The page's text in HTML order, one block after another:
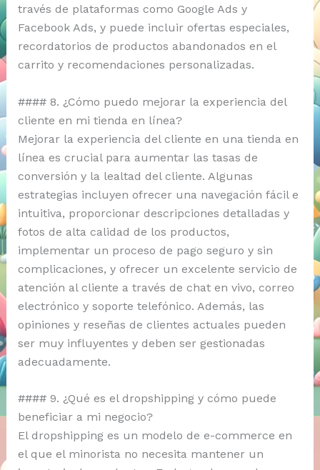
través de plataformas como Google Ads y
Facebook Ads, y puede incluir ofertas especiales,
recordatorios de productos abandonados en el
carrito y recomendaciones personalizadas.
#### 8. ¿Cómo puedo mejorar la experiencia del
cliente en mi tienda en línea?
Mejorar la experiencia del cliente en una tienda en
línea es crucial para aumentar las tasas de
conversión y la lealtad del cliente. Algunas
estrategias incluyen ofrecer una navegación fácil e
intuitiva, proporcionar descripciones detalladas y
fotos de alta calidad de los productos,
implementar un proceso de pago seguro y sin
complicaciones, y ofrecer un excelente servicio de
atención al cliente a través de chat en vivo, correo
electrónico y soporte telefónico. Además, las
opiniones y reseñas de clientes actuales pueden
ser muy influyentes y deben ser gestionadas
adecuadamente.
#### 9. ¿Qué es el dropshipping y cómo puede
beneficiar a mi negocio?
El dropshipping es un modelo de e-commerce en
el que el minorista no necesita mantener un